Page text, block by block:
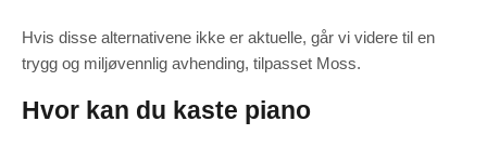
Hvis disse alternativene ikke er aktuelle, går vi videre til en
trygg og miljøvennlig avhending, tilpasset Moss.
Hvor kan du kaste piano